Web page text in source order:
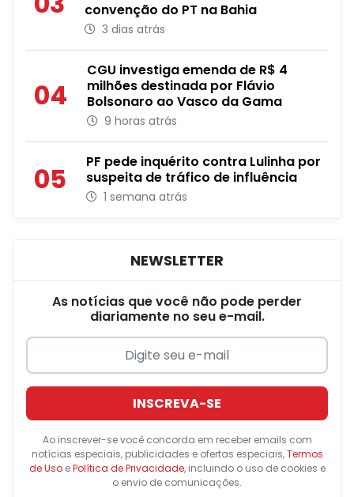
convenção do PT na Bahia
3 dias atrás
04
CGU investiga emenda de R$ 4
milhões destinada por Flávio
Bolsonaro ao Vasco da Gama
9 horas atrás
05
PF pede inquérito contra Lulinha por
suspeita de tráfico de influência
1 semana atrás
NEWSLETTER
As notícias que você não pode perder
diariamente no seu e-mail.
INSCREVA-SE
Ao inscrever-se você concorda em receber emails com
notícias especiais, publicidades e ofertas especiais,Termos
de UsoePolítica de Privacidade, incluindo o uso de cookies e
o envio de comunicações.